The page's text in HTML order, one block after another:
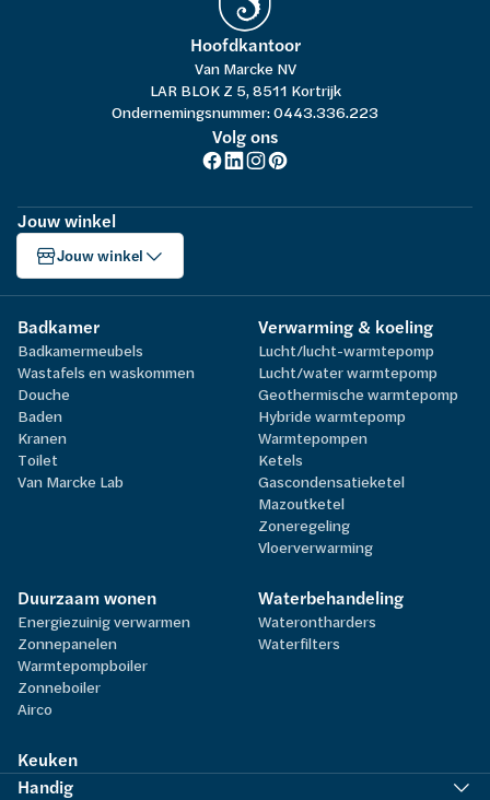
Hoofdkantoor
Van Marcke NV
LAR BLOK Z 5, 8511 Kortrijk
Ondernemingsnummer: 0443.336.223
Volg ons
Jouw winkel
Jouw winkel
Badkamer
Badkamermeubels
Wastafels en waskommen
Douche
Baden
Kranen
Toilet
Van Marcke Lab
Verwarming & koeling
Lucht/lucht-warmtepomp
Lucht/water warmtepomp
Geothermische warmtepomp
Hybride warmtepomp
Warmtepompen
Ketels
Gascondensatieketel
Mazoutketel
Zoneregeling
Vloerverwarming
Duurzaam wonen
Energiezuinig verwarmen
Zonnepanelen
Warmtepompboiler
Zonneboiler
Airco
Waterbehandeling
Waterontharders
Waterfilters
Keuken
Handig